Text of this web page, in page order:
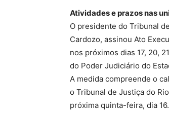
Atividades e prazos nas
O presidente do Tribunal
Cardozo, assinou Ato
nos próximos dias 17, 20,
do Poder Judiciário do
A medida compreende o
o Tribunal de Justiça do
próxima quinta-feira, dia 16.